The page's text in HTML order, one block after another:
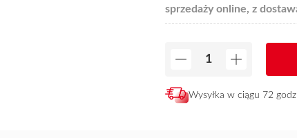
sprzedaży online, z
Wysyłka w ciągu 72